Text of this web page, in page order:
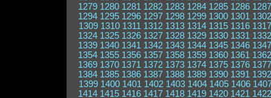
1279 1280 1281 1282 1283 1284 1285 1286 1287
1294 1295 1296 1297 1298 1299 1300 1301 1302
1309 1310 1311 1312 1313 1314 1315 1316 1317
1324 1325 1326 1327 1328 1329 1330 1331 1332
1339 1340 1341 1342 1343 1344 1345 1346 1347
1354 1355 1356 1357 1358 1359 1360 1361 1362
1369 1370 1371 1372 1373 1374 1375 1376 1377
1384 1385 1386 1387 1388 1389 1390 1391 1392
1399 1400 1401 1402 1403 1404 1405 1406
1414 1415 1416 1417 1418 1419 1420 1421 1422